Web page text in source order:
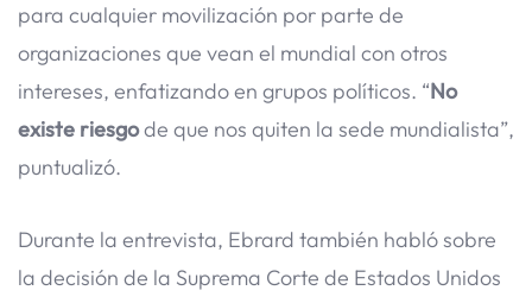
para cualquier movilización por parte de
organizaciones que vean el mundial con otros
intereses, enfatizando en grupos políticos. “No
existe riesgode que nos quiten la sede mundialista”,
puntualizó.
Durante la entrevista, Ebrard también habló sobre
la decisión de la Suprema Corte de Estados Unidos